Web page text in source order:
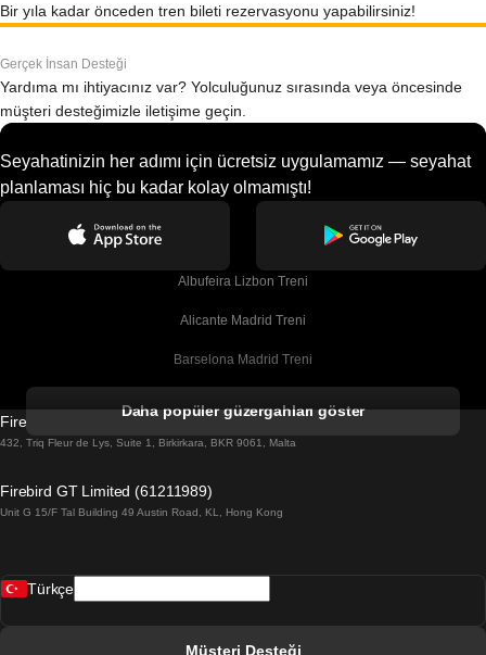
Bir yıla kadar önceden tren bileti rezervasyonu yapabilirsiniz!
Gerçek İnsan Desteği
Yardıma mı ihtiyacınız var? Yolculuğunuz sırasında veya öncesinde
müşteri desteğimizle iletişime geçin.
Seyahatinizin her adımı için ücretsiz uygulamamız — seyahat
planlaması hiç bu kadar kolay olmamıştı!
Albufeira Lizbon Treni
Alicante Madrid Treni
Barselona Madrid Treni
Barselona Sevilla Treni
Belfast Dublin Treni
Daha popüler güzergahları göster
Firebird GT Limited (OC 1451)
432, Triq Fleur de Lys, Suite 1, Birkirkara, BKR 9061, Malta
Firebird GT Limited (61211989)
Unit G 15/F Tal Building 49 Austin Road, KL, Hong Kong
Türkçe
Müşteri Desteği